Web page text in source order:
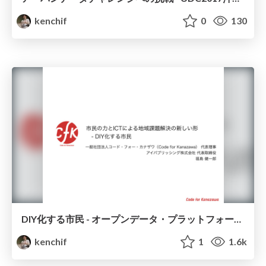
kenchif
0 130
DIY化する市民 - オープンデータ・プラットフォームと公民連携シンポジウム
kenchif
1 1.6k